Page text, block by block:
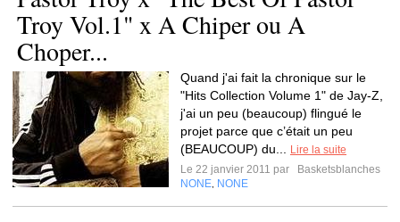
Troy Vol.1" x A Chiper ou A
Choper...
Quand j'ai fait la chronique sur le
"Hits Collection Volume 1" de Jay-Z,
j'ai un peu (beaucoup) flingué le
projet parce que c’était un peu
(BEAUCOUP) du...
Lire la suite
Le 22 janvier 2011 par
Basketsblanches
NONE NONE